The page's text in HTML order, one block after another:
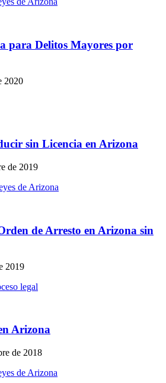
para Delitos Mayores por
2020
sin Licencia en Arizona
de 2019
de Arizona
de Arresto en Arizona sin
2019
legal
Arizona
de 2018
de Arizona